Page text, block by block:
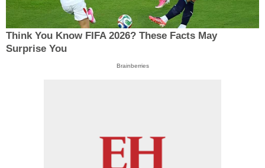
Think You Know FIFA 2026? These Facts May
Surprise You
Brainberries